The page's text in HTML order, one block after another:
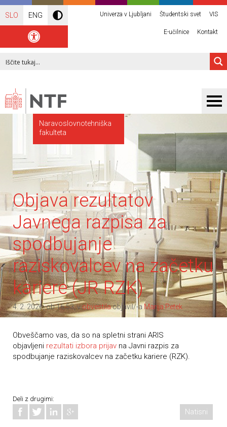
SLO ENG Univerza v Ljubljani Študentski svet VIS
E-učilnice Kontakt
Naravoslovnotehniška
fakulteta
Objava rezultatov
Javnega razpisa za
spodbujanje
raziskovalcev na začetku
kariere (JR RZK)
4. 2. 2026, ob 16.53, vobvestilaobjavil/-a Marija Petek
Obveščamo vas, da so na spletni strani ARIS
objavljeni rezultati izbora prijav na Javni razpis za
spodbujanje raziskovalcev na začetku kariere (RZK).
Deli z drugimi:
Natisni